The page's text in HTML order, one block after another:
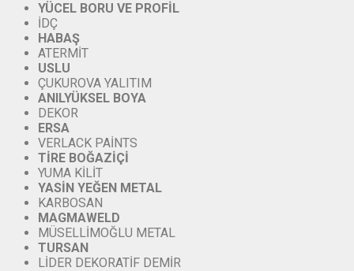
YÜCEL BORU VE PROFİL
İDÇ
HABAŞ
ATERMİT
USLU
ÇUKUROVA YALITIM
ANILYÜKSEL BOYA
DEKOR
ERSA
VERLACK PAİNTS
TİRE BOĞAZİÇİ
YUMA KİLİT
YASİN YEĞEN METAL
KARBOSAN
MAGMAWELD
MÜSELLİMOĞLU METAL
TURSAN
LİDER DEKORATİF DEMİR